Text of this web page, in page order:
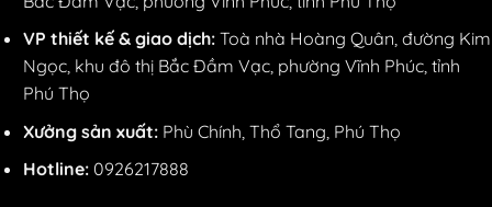
VP thiết kế & giao dịch:Toà nhà Hoàng Quân, đường Kim
Ngọc, khu đô thị Bắc Đầm Vạc, phường Vĩnh Phúc, tỉnh
Phú Thọ
Xưởng sản xuất:Phù Chính, Thổ Tang, Phú Thọ
Hotline: 0926217888